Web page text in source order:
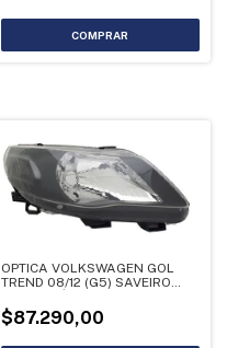
OPTICA VOLKSWAGEN GOL
TREND 08/12 (G5) SAVEIRO
LIQUIDACIÓN
$87.290,00